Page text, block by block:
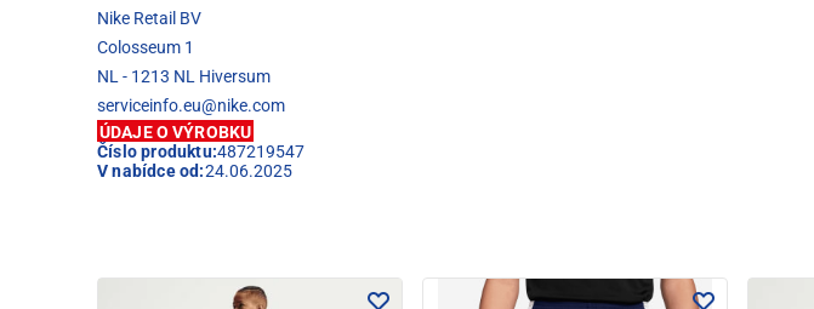
Nike Retail BV
Colosseum 1
NL - 1213 NL Hiversum
serviceinfo.eu@nike.com
ÚDAJE O VÝROBKU
Číslo produktu:487219547
V nabídce od:24.06.2025